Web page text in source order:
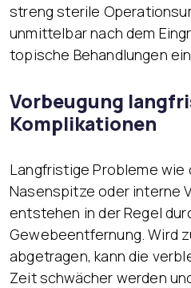
streng sterile
unmittelbar nach dem
topische Behandlungen
Vorbeugung
Komplikationen
Langfristige Probleme wie
Nasenspitze oder interne
entstehen in der Regel
Gewebeentfernung. Wird
abgetragen, kann die
Zeit schwächer werden